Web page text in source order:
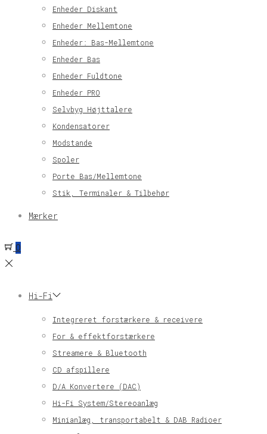
Enheder Diskant
Enheder Mellemtone
Enheder: Bas-Mellemtone
Enheder Bas
Enheder Fuldtone
Enheder PRO
Selvbyg Højttalere
Kondensatorer
Modstande
Spoler
Porte Bas/Mellemtone
Stik, Terminaler & Tilbehør
Mærker
0
Hi-Fi
Integreret forstærkere & receivere
For & effektforstærkere
Streamere & Bluetooth
CD afspillere
D/A Konvertere (DAC)
Hi-Fi System/Stereoanlæg
Minianlæg, transportabelt & DAB Radioer